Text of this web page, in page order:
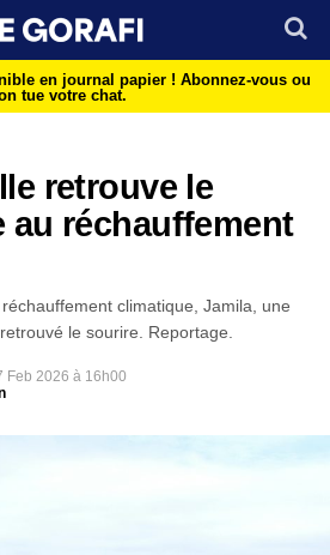
en journal papier ! Abonnez-vous ou
tue votre chat.
retrouve le
au réchauffement
climatique, Jamila, une
le sourire. Reportage.
Feb 2026 à 16h00